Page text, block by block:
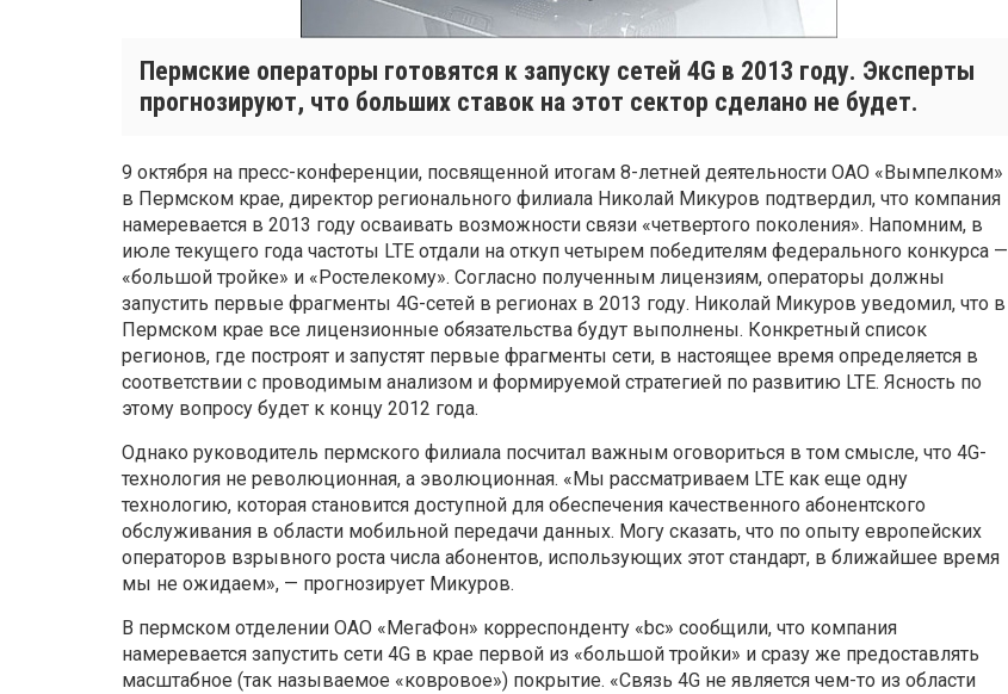
Пермские операторы готовятся к запуску сетей 4G в 2013 году. Эксперты
прогнозируют, что больших ставок на этот сектор сделано не будет.
9 октября на пресс-конфе­ренции, посвященной итогам 8-летней деятельности ОАО «Вымпелком»
в Пермском крае, директор регионального филиала Николай Микуров подтвердил, что компания
намеревается в 2013 году осваивать возможности связи «четвертого поколения». Напомним, в
июле текущего года частоты LTE отдали на откуп четырем победителям федерального конкурса —
«большой тройке» и «Ростелекому». Согласно полученным лицензиям, операторы должны
запустить первые фрагменты 4G-сетей в регионах в 2013 году. Николай Микуров уведомил, что в
Пермском крае все лицензионные обязательства будут выполнены. Конкретный список
регионов, где построят и запустят первые фрагменты сети, в настоящее время определяется в
соответствии с проводимым анализом и формируемой стратегией по развитию LTE. Ясность по
этому вопросу будет к концу 2012 года.
Однако руководитель пермского филиала посчитал важным оговориться в том смысле, что 4G-
технология не революционная, а эволюционная. «Мы рассматриваем LTE как еще одну
технологию, которая становится доступной для обеспечения качественного абонентского
обслуживания в области мобильной передачи данных. Могу сказать, что по опыту европейских
операторов взрывного роста числа абонентов, использующих этот стандарт, в ближайшее время
мы не ожидаем», — прогнозирует Микуров.
В пермском отделении ОАО «МегаФон» корреспонденту «bc» сообщили, что компания
намеревается запустить сети 4G в крае первой из «большой тройки» и сразу же предоставлять
масштабное (так называемое «ковровое») покрытие. «Связь 4G не является чем-то из области